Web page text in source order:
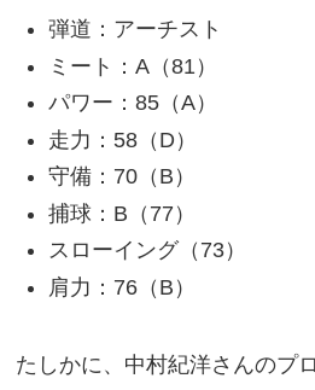
弾道：アーチスト
ミート：A（81）
パワー：85（A）
走力：58（D）
守備：70（B）
捕球：B（77）
スローイング（73）
肩力：76（B）
たしかに、中村紀洋さんのプ